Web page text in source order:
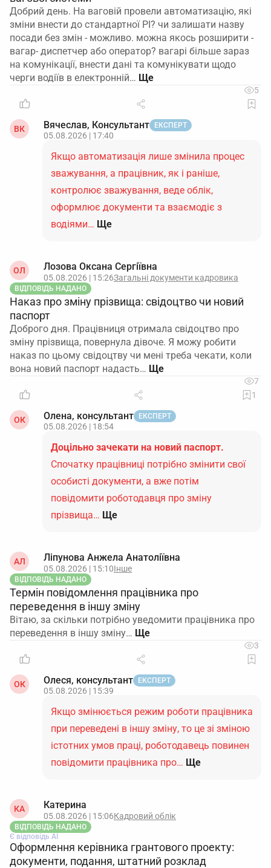
Добрий день. На ваговій провели автоматизацію, які
зміни внести до стандартної РІ? чи залишати назву
посади без змін - можливо. можна якось розширити -
вагар- диспетчер або оператор? вагарі більше зараз
на комунікації, внести дані та комунікувати щодо
черги водіїв в електронній…
5
ВК Вячеслав, Консультант ЕКСПЕРТ
05.08.2026 | 17:40
Якщо автоматизація лише змінила процес
зважування, а працівник, як і раніше,
контролює зважування, веде облік,
оформлює документи та взаємодіє з
водіями… Ще
ОЛ Лозова Оксана Сергіївна
05.08.2026 | 15:26Загальні документи кадровика
ВІДПОВІДЬ НАДАНО
Наказ про зміну прізвища: свідоцтво чи новий
паспорт
Доброго дня. Працівниця отримала свідоцтво про
зміну прізвища, повернула дівоче. Я можу робити
наказ по цьому свідоцтву чи мені треба чекати, коли
вона новий паспорт надасть…
7
1
ОК Олена, консультант ЕКСПЕРТ
05.08.2026 | 18:54
Доцільно зачекати на новий паспорт.
Спочатку працівниці потрібно змінити свої
особисті документи, а вже потім
повідомити роботодавця про зміну
прізвища… Ще
АЛ Ліпунова Анжела Анатоліївна
05.08.2026 | 15:10Інше
ВІДПОВІДЬ НАДАНО
Термін повідомлення працівника про
переведення в іншу зміну
Вітаю, за скільки потрібно уведомити працівника про
переведення в іншу зміну…
3
ОК Олеся, консультант ЕКСПЕРТ
05.08.2026 | 15:39
Якщо змінюється режим роботи працівника
при переведені в іншу зміну, то це зі зміною
істотних умов праці, роботодавець повинен
повідомити працівника про… Ще
КА Катерина
05.08.2026 | 15:06Кадровий облік
ВІДПОВІДЬ НАДАНО
Є відповідь АІ
Оформлення керівника грантового проекту:
документи, подання, штатний розклад